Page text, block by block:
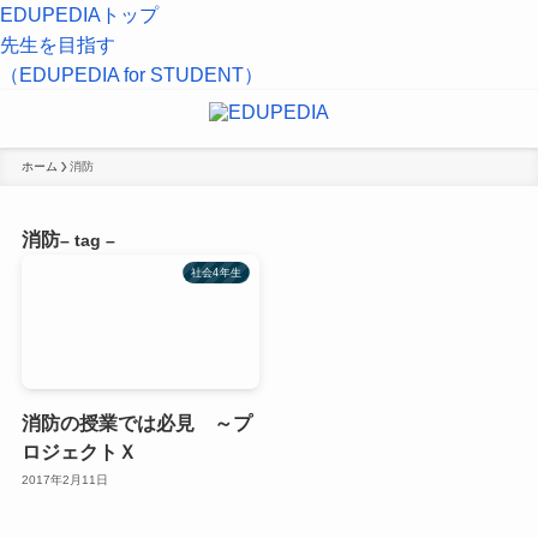
EDUPEDIAトップ
先生を目指す
（EDUPEDIA for STUDENT）
ホーム 消防
消防– tag –
社会4年生
消防の授業では必見 ～プ
ロジェクトＸ
2017年2月11日